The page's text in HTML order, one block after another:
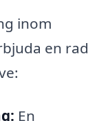
inom
en rad
En